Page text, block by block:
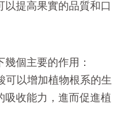
以提高果實的品質和口
個主要的作用：
可以增加植物根系的生
吸收能力，進而促進植